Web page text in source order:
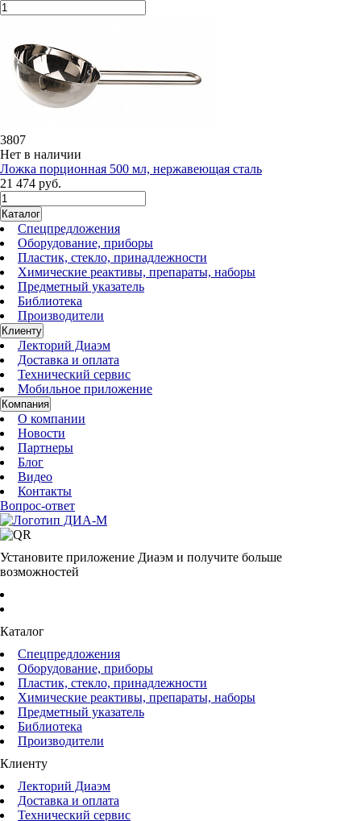
3807
Нет в наличии
Ложка порционная 500 мл, нержавеющая сталь
21 474 руб.
Каталог
Спецпредложения
Оборудование, приборы
Пластик, стекло, принадлежности
Химические реактивы, препараты, наборы
Предметный указатель
Библиотека
Производители
Клиенту
Лекторий Диаэм
Доставка и оплата
Технический сервис
Мобильное приложение
Компания
О компании
Новости
Партнеры
Блог
Видео
Контакты
Вопрос-ответ
Установите приложение Диаэм и получите больше
возможностей
Каталог
Спецпредложения
Оборудование, приборы
Пластик, стекло, принадлежности
Химические реактивы, препараты, наборы
Предметный указатель
Библиотека
Производители
Клиенту
Лекторий Диаэм
Доставка и оплата
Технический сервис